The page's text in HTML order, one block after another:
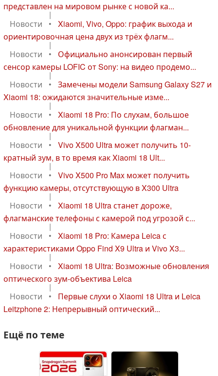
представлен на мировом рынке с новой ка...
|
Новости
•
Xiaomi, Vivo, Oppo: график выхода и
ориентировочная цена двух из трёх флагм...
|
Новости
•
Официально анонсирован первый
сенсор камеры LOFIC от Sony: на видео продемо...
|
Новости
•
Замечены модели Samsung Galaxy S27 и
Xiaomi 18: ожидаются значительные изме...
|
Новости
•
Xiaomi 18 Pro: По слухам, большое
обновление для уникальной функции флагман...
|
Новости
•
Vivo X500 Ultra может получить 10-
кратный зум, в то время как Xiaomi 18 Ult...
|
Новости
•
Vivo X500 Pro Max может получить
функцию камеры, отсутствующую в X300 Ultra
|
Новости
•
Xiaomi 18 Ultra станет дороже,
флагманские телефоны с камерой под угрозой с...
|
Новости
•
Xiaomi 18 Pro: Камера Leica с
характеристиками Oppo Find X9 Ultra и Vivo X3...
|
Новости
•
Xiaomi 18 Ultra: Возможные обновления
оптического зум-объектива Leica
|
Новости
•
Первые слухи о Xiaomi 18 Ultra и Leica
Leitzphone 2: Непрерывный оптический...
Ещё по теме